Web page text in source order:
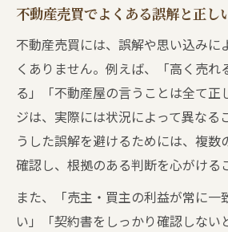
不動産売買でよくある誤解と正し
不動産売買には、誤解や思い込みに
くありません。例えば、「高く売れ
る」「不動産屋の言うことは全て正
ジは、実際には状況によって異なる
うした誤解を避けるためには、複数
確認し、根拠のある判断を心がける
また、「売主・買主の利益が常に一
い」「契約書をしっかり確認しない